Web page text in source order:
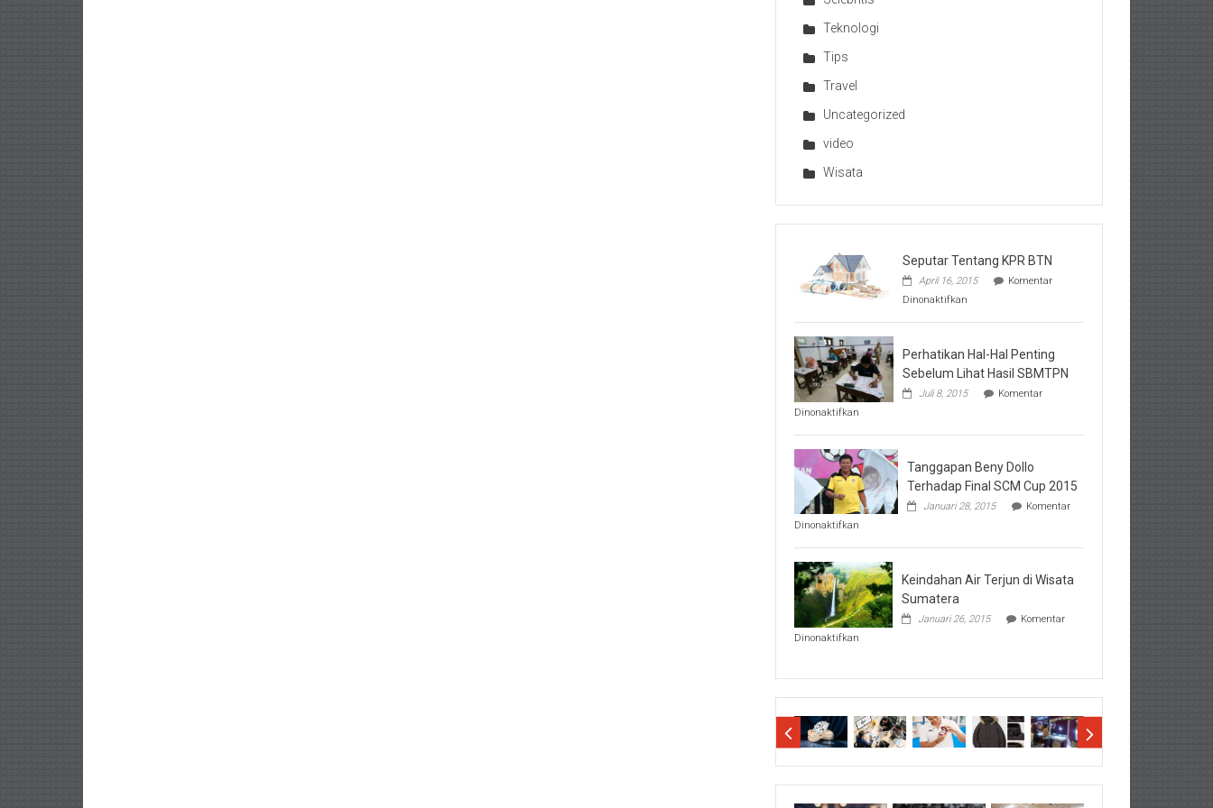
Teknologi
Tips
Travel
Uncategorized
video
Wisata
Seputar Tentang KPR BTN
April 16, 2015
Komentar
Dinonaktifkan
Tentang
BTN
Perhatikan Hal-Hal Penting
Sebelum Lihat Hasil SBMTPN
Juli 8, 2015
Komentar
Dinonaktifkan
Hal-
Hal
Penting
Sebelum
Lihat
Hasil
Tanggapan Beny Dollo
Terhadap Final SCM Cup 2015
Januari 28, 2015
Komentar
Dinonaktifkan
Beny
Dollo
Terhadap
Final
SCM
Cup
Keindahan Air Terjun di Wisata
Sumatera
Januari 26, 2015
Komentar
Dinonaktifkan
Terjun
Sumatera